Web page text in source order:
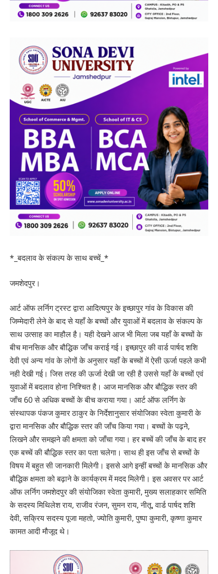
*_बदलाव के संकल्प के साथ बच्चें_*
जमशेदपुर।
आर्ट ऑफ लर्निग ट्रस्ट द्वारा आदित्यपुर के इच्छापुर गांव के विकास की
जिम्मेदारी लेने के बाद से यहाँ के बच्चों और युवाओं में बदलाव के संकल्प के
साथ उत्साह का माहौल है। यही देखने आज भी मिला जब यहाँ के बच्चों के
बीच मानसिक और बौद्धिक जाँच कराई गई। इच्छापुर की वार्ड पार्षद शशि
देवी एवं अन्य गांव के लोगों के अनुसार यहाँ के बच्चों में ऐसी ऊर्जा पहले कभी
नही देखी गई। जिस तरह की ऊर्जा देखी जा रही है उससे यहाँ के बच्चों एवं
युवाओं में बदलाव होना निश्चित है। आज मानसिक और बौद्धिक स्तर की
जाँच 60 से अधिक बच्चों के बीच कराया गया। आर्ट ऑफ लर्निग के
संस्थापक पंकज कुमार ठाकुर के निर्देशानुसार संयोजिका स्वेता कुमारी के
द्वारा मानसिक और बौद्धिक स्तर की जाँच किया गया। बच्चों के पढ़ने,
लिखने और समझने की क्षमता को जाँचा गया। हर बच्चें की जाँच के बाद हर
एक बच्चें की बौद्धिक स्तर का पता चलेगा। साथ ही इस जाँच से बच्चों के
विषय में बहुत सी जानकारी मिलेगी। इससे आगे इन्हीं बच्चों के मानसिक और
बौद्धिक क्षमता को बढ़ाने के कार्यक्रम में मदद मिलेगी। इस अवसर पर आर्ट
ऑफ लर्निग जमशेदपुर की संयोजिका स्वेता कुमारी, मुख्य सलाहकार समिति
के सदस्य मिथिलेश राय, राजीव रंजन, सुमन राय, नीतू, वार्ड पार्षद शशि
देवी, सक्रिय सदस्य पूजा महतो, ज्योति कुमारी, पुष्पा कुमारी, कृष्णा कुमार
कामत आदी मौजूद थे।